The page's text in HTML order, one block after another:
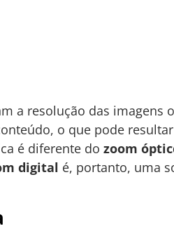
a resolução das imagens
o que pode
é diferente do zoom
digital é, portanto, uma